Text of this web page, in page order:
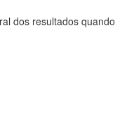
dos resultados quando